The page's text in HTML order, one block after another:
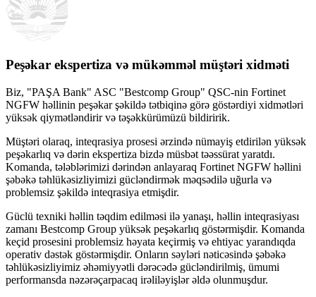
Peşəkar ekspertiza və mükəmməl müştəri xidməti
Biz, "PAŞA Bank" ASC "Bestcomp Group" QSC-nin Fortinet
NGFW həllinin peşəkar şəkildə tətbiqinə görə göstərdiyi xidmətləri
yüksək qiymətləndirir və təşəkkürümüzü bildiririk.
Müştəri olaraq, inteqrasiya prosesi ərzində nümayiş etdirilən yüksək
peşəkarlıq və dərin ekspertiza bizdə müsbət təəssürat yaratdı.
Komanda, tələblərimizi dərindən anlayaraq Fortinet NGFW həllini
şəbəkə təhlükəsizliyimizi gücləndirmək məqsədilə uğurla və
problemsiz şəkildə inteqrasiya etmişdir.
Güclü texniki həllin təqdim edilməsi ilə yanaşı, həllin inteqrasiyası
zamanı Bestcomp Group yüksək peşəkarlıq göstərmişdir. Komanda
keçid prosesini problemsiz həyata keçirmiş və ehtiyac yarandıqda
operativ dəstək göstərmişdir. Onların səyləri nəticəsində şəbəkə
təhlükəsizliyimiz əhəmiyyətli dərəcədə gücləndirilmiş, ümumi
performansda nəzərəçarpacaq irəliləyişlər əldə olunmuşdur.